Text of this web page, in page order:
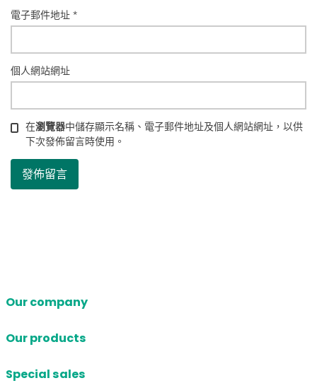
電子郵件地址*
個人網站網址
在瀏覽器中儲存顯示名稱、電子郵件地址及個人網站網址，以供
下次發佈留言時使用。
Our company
Our products
Special sales